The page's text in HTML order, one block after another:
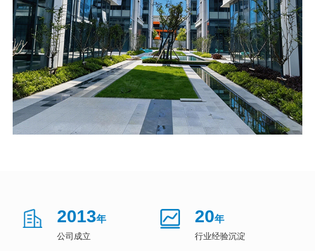
2013年
公司成立
20年
行业经验沉淀